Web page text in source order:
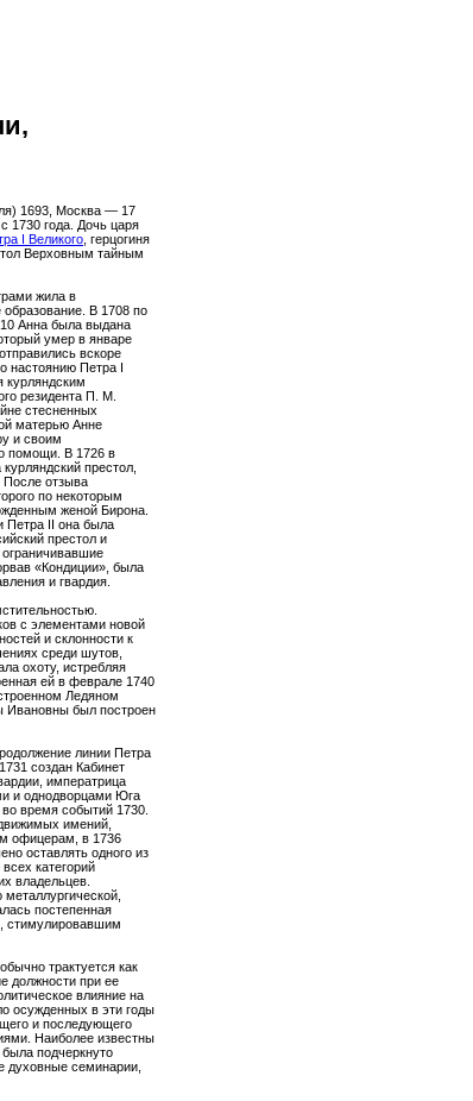
1693, Москва — 17
1730 года. Дочь царя
I Великого, герцогиня
Верховным тайным
жила в
В 1708 по
Анна была выдана
умер в январе
вскоре
настоянию Петра I
курляндским
резидента П. М.
стесненных
матерью Анне
и своим
помощи. В 1726 в
престол,
отзыва
по некоторым
женой Бирона.
Петра II она была
престол и
«Кондиции», была
и гвардия.
с элементами новой
и склонности к
среди шутов,
охоту, истребляя
ей в феврале 1740
Ледяном
Ивановны был построен
линии Петра
создан Кабинет
императрица
и однодворцами Юга
время событий 1730.
имений,
офицерам, в 1736
оставлять одного из
категорий
владельцев.
постепенная
стимулировавшим
трактуется как
должности при ее
влияние на
осужденных в эти годы
и последующего
Наиболее известны
подчеркнуто
духовные семинарии,